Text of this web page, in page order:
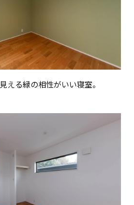
える緑の相性がいい寝室。